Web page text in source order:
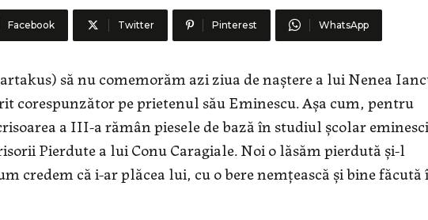
Facebook Twitter Pinterest WhatsApp
să nu comemorăm azi ziua de naştere a lui Nenea
corespunzător pe prietenul său Eminescu. Aşa cum, pentru
a III-a rămân piesele de bază în studiul şcolar
Pierdute a lui Conu Caragiale. Noi o lăsăm pierdută şi-l
credem că i-ar plăcea lui, cu o bere nemţească şi bine făcută